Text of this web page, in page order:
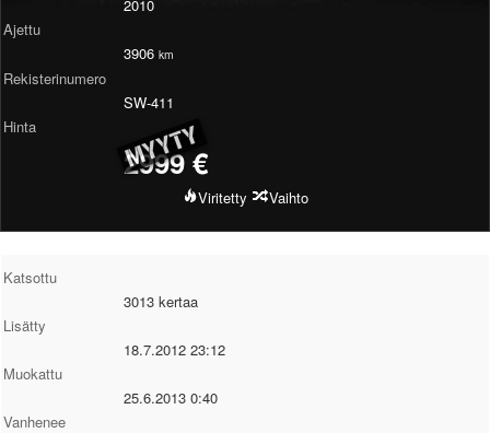
Valitse paikkakunta
Helsingin sää
Tampereen sää
Turun sää
Rovaniemen sää
Suunnittele oma paita
Palaute
2010
Ajettu
3906 km
Rekisterinumero
SW-411
Hinta
2999€
Viritetty Vaihto
Katsottu
3013 kertaa
Lisätty
18.7.2012 23:12
Muokattu
25.6.2013 0:40
Vanhenee